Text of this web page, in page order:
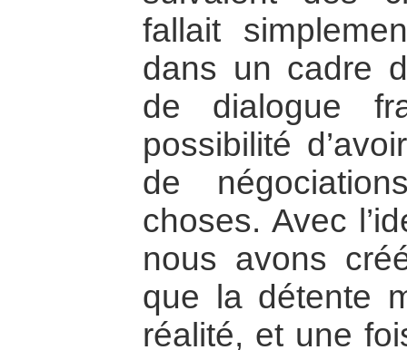
fallait
dans un cadre
de dialogue
possibilité
de
choses. Avec
nous avons
que la détente
réalité, et une